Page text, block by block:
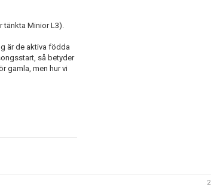
tänkta Minior L3).
är de aktiva födda
så betyder
gamla, men hur vi